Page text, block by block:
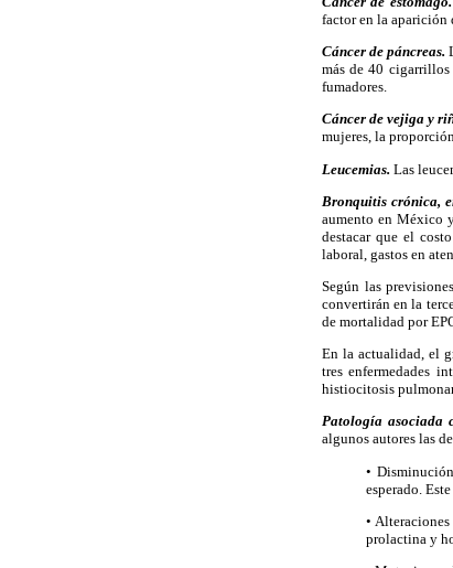
factor en la aparición
Cáncer de páncreas.
más de 40 cigarrillos
fumadores.
Cáncer de vejiga y
mujeres, la
Leucemias. Las
Bronquitis crónica,
aumento en México
destacar que el
laboral, gastos en
Según las
convertirán en la
de mortalidad por
En la actualidad, el
tres enfermedades
histiocitosis
Patología asociada
algunos autores las
•
esperado.
•
prolactina y